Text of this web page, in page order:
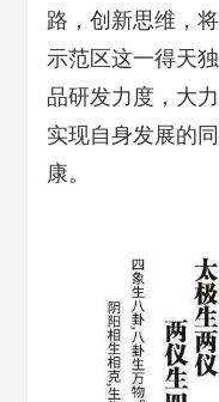
路，创新思维，
示范区这一得天
品研发力度，大
实现自身发展的
康。